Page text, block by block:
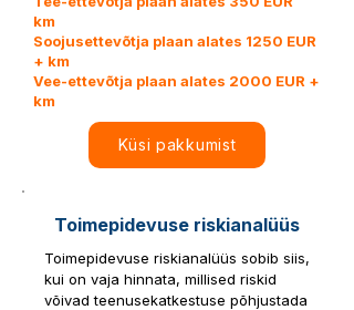
km
Soojusettevõtja plaan alates 1250 EUR
+ km
Vee-ettevõtja plaan alates 2000 EUR +
km
Küsi pakkumist
Toimepidevuse riskianalüüs
Toimepidevuse riskianalüüs sobib siis,
kui on vaja hinnata, millised riskid
võivad teenusekatkestuse põhjustada